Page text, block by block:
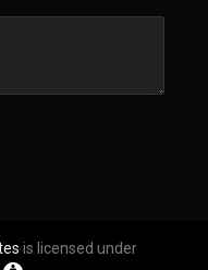
is licensed under